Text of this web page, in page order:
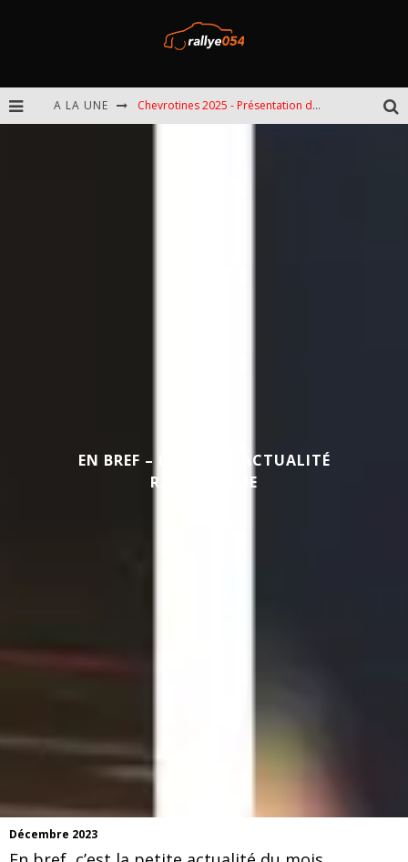
A LA UNE Chevrotines 2025 - Présentation de l'épreuve
EN BREF – LA PETITE ACTUALITÉ
RALLYSTIQUE
Décembre 2023